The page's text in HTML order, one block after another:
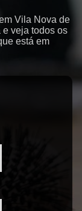
Vila Nova de
veja todos os
está em